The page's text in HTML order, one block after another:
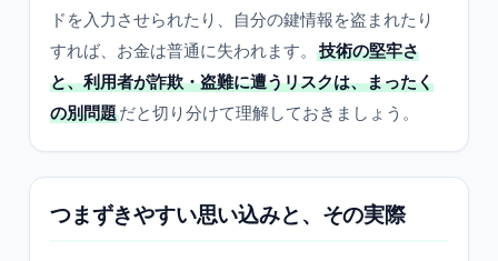
ドを入力させられたり、自分の鍵情報を盗まれたり
すれば、お金は普通に失われます。
技術の堅牢さ
と、利用者が詐欺・盗難に遭うリスクは、まったく
の別問題だと切り分けて理解しておきましょう。
つまずきやすい思い込みと、その実際